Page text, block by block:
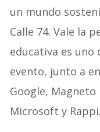
un mundo
Calle 74. Vale la
educativa es uno
evento, junto a
Google,
Microsoft y Rappi.